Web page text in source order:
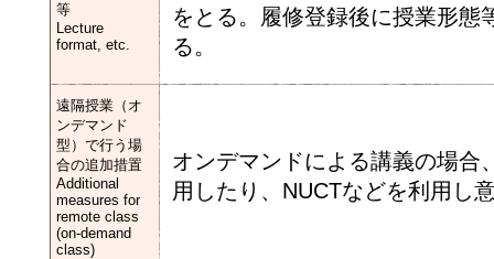
等
Lecture
format, etc.
をとる。履修登録後に授業形態
る。
遠隔授業（オ
ンデマンド
型）で行う場
合の追加措置
Additional
measures for
remote class
(on-demand
class)
オンデマンドによる講義の場合
用したり、NUCTなどを利用し